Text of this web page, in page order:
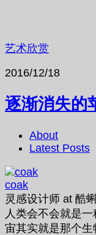
艺术欣赏
2016/12/18
逐渐消失的
About
Latest Posts
coak
灵感设计师 at 酷
人类会不会就是
宙其实就是那个生